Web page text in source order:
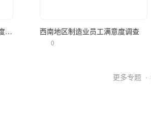
杭州市广告营销社区服务满意度员工满意度调查
西南地区制造业员工满意度调查
0
更多专题 ·